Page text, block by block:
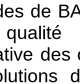
de
des